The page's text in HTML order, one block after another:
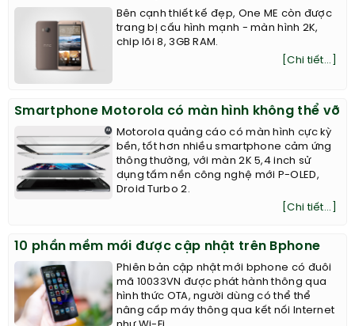
Bên cạnh thiết kế đẹp, One ME còn được
trang bị cấu hình mạnh - màn hình 2K,
chip lõi 8, 3GB RAM.
[Chi tiết...]
Smartphone Motorola có màn hình không thể vỡ
Motorola quảng cáo có màn hình cực kỳ
bền, tốt hơn nhiều smartphone cảm ứng
thông thường, với màn 2K 5,4 inch sử
dụng tấm nền công nghệ mới P-OLED,
Droid Turbo 2.
[Chi tiết...]
10 phần mềm mới được cập nhật trên Bphone
Phiên bản cập nhật mới bphone có đuôi
mã 10033VN được phát hành thông qua
hình thức OTA, người dùng có thể thể
nâng cấp máy thông qua kết nối Internet